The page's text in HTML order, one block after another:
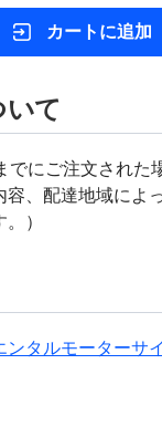
カートに追加
いて
でにご注文された
容、配達地域によ
）
ンタルモーターサ